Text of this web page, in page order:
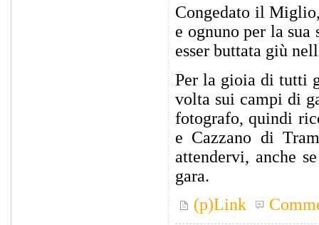
Congedato il
e ognuno per la sua
esser buttata giù
Per la gioia di tutti
volta sui campi di
fotografo, quindi
e Cazzano di
attendervi, anche
gara.
(p)Link